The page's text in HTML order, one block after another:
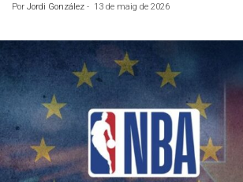
Por Jordi González - 13 de maig de 2026